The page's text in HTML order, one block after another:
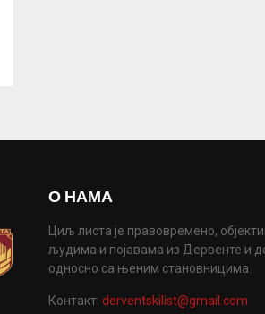
О НАМА
Циљ листа је правовремено,
људима и појавама из Дервенте и
односно са њеним становницима.
Контакт: derventskilist@gmail.com